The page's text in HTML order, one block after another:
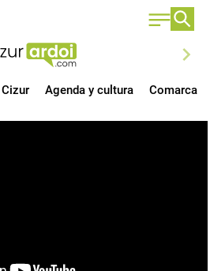
chevron_right
Agenda y cultura Comarca